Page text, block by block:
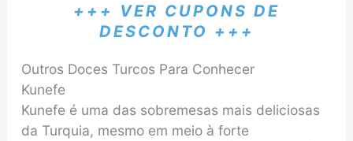
+++ VER CUPONS DE
DESCONTO +++
Outros Doces Turcos Para Conhecer
Kunefe
Kunefe é uma das sobremesas mais deliciosas
da Turquia, mesmo em meio à forte